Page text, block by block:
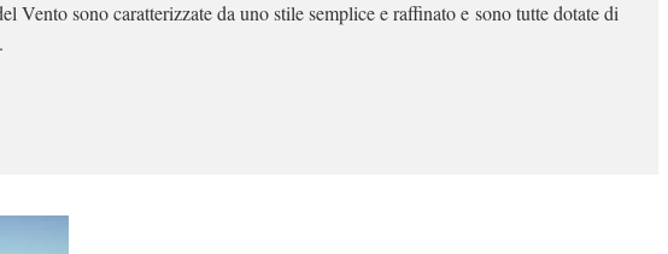
sono caratterizzate da uno stile semplice e raffinato e sono tutte dotate di